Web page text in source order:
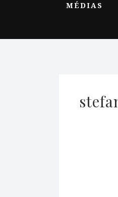
MÉDIAS